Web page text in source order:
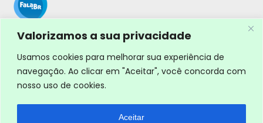
Valorizamos a sua privacidade
Usamos cookies para melhorar sua experiência de
navegação. Ao clicar em "Aceitar", você concorda com
nosso uso de cookies.
Aceitar